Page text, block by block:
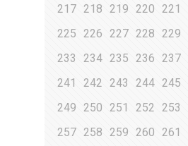
217 218 219 220 221
225 226 227 228 229
233
234 235 236 237
241
242 243 244 245
249 250 251 252 253
257 258 259 260 261